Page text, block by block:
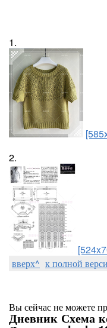
1.
2.
вверх^ к полной
Вы сейчас не можете
Дневник Схема